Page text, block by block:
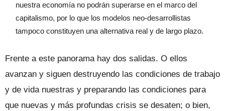
nuestra economía no podrán superarse en el marco del
capitalismo, por lo que los modelos neo-desarrollistas
tampoco constituyen una alternativa real y de largo plazo.
Frente a este panorama hay dos salidas. O ellos
avanzan y siguen destruyendo las condiciones de trabajo
y de vida nuestras y preparando las condiciones para
que nuevas y más profundas crisis se desaten; o bien,